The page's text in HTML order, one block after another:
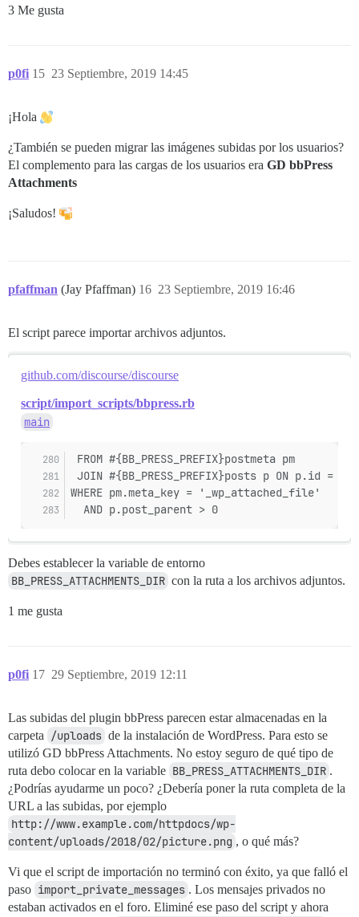
3 Me gusta
p0fi 23 Septiembre, 2019 14:45
15
¡Hola
¿También se pueden migrar las imágenes subidas por los usuarios?
El complemento para las cargas de los usuarios era GD bbPress
Attachments
¡Saludos!
pfaffman (Jay Pfaffman) 23 Septiembre, 2019 16:46
16
El script parece importar archivos adjuntos.
github.com/discourse/discourse
script/import_scripts/bbpress.rb
main
FROM #{BB_PRESS_PREFIX}postmeta pm
JOIN #{BB_PRESS_PREFIX}posts p ON p.id =
WHERE pm.meta_key = '_wp_attached_file'
  AND p.post_parent > 0
Debes establecer la variable de entorno
BB_PRESS_ATTACHMENTS_DIR con la ruta a los archivos adjuntos.
1 me gusta
p0fi 29 Septiembre, 2019 12:11
17
Las subidas del plugin bbPress parecen estar almacenadas en la
carpeta
/uploads de la instalación de WordPress. Para esto se
utilizó GD bbPress Attachments. No estoy seguro de qué tipo de
ruta debo colocar en la variable BB_PRESS_ATTACHMENTS_DIR .
¿Podrías ayudarme un poco? ¿Debería poner la ruta completa de la
URL a las subidas, por ejemplo
http://www.example.com/httpdocs/wp-
content/uploads/2018/02/picture.png , o qué más?
Vi que el script de importación no terminó con éxito, ya que falló el
paso import_private_messages . Los mensajes privados no
estaban activados en el foro. Eliminé ese paso del script y ahora